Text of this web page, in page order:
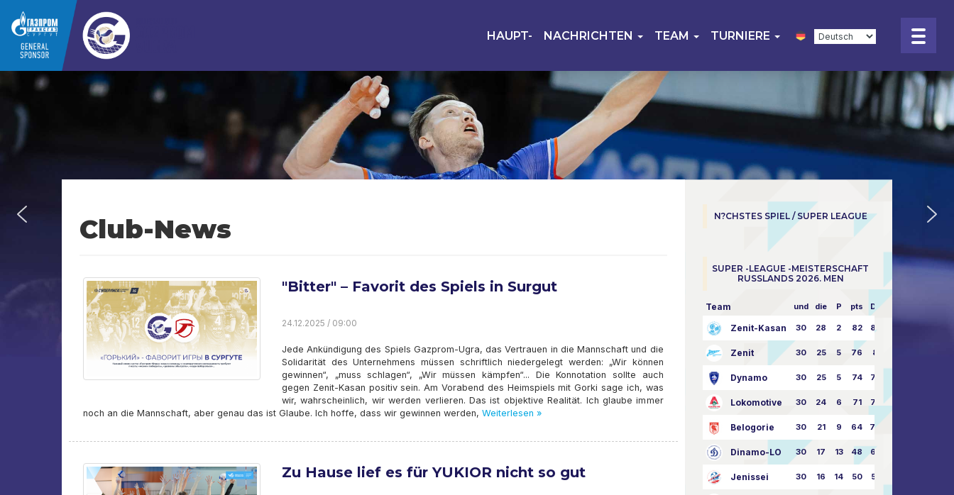
HAUPT- NACHRICHTEN TEAM TURNIERE
Club-News
"Bitter" – Favorit des Spiels in Surgut
24.12.2025 / 09:00
Jede Ankündigung des Spiels Gazprom-Ugra, das Vertrauen in die Mannschaft und die
Solidarität des Unternehmens müssen schriftlich niedergelegt werden: „Wir können
gewinnen“, „muss schlagen“, „Wir müssen kämpfen“... Die Konnotation sollte auch
gegen Zenit-Kasan positiv sein. Am Vorabend des Heimspiels mit Gorki sage ich, was
wir, wahrscheinlich, wir werden verlieren. Das ist objektive Realität. Ich glaube immer
noch an die Mannschaft, aber genau das ist Glaube. Ich hoffe, dass wir gewinnen werden, Weiterlesen »
Zu Hause lief es für YUKIOR nicht so gut
N?CHSTES SPIEL / SUPER LEAGUE
SUPER -LEAGUE -MEISTERSCHAFT
RUSSLANDS 2026. MEN
Team und die P pts Dampf
Zenit-Kasan 30 28 2 82 87:24
Zenit 30 25 5 76 81:21
Dynamo 30 25 5 74 79:26
Lokomotive 30 24 6 71 77:33
Belogorie 30 21 9 64 70:40
Dinamo-LO 30 17 13 48 63:57
Jenissei 30 16 14 50 59:53